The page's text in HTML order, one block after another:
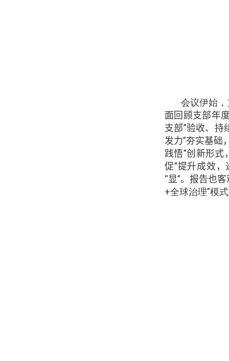
会议伊始
面回顾支部年
支部”验收、持
发力”夯实基础
践悟”创新形式
促”提升成效
“显”。报告也
+全球治理”模